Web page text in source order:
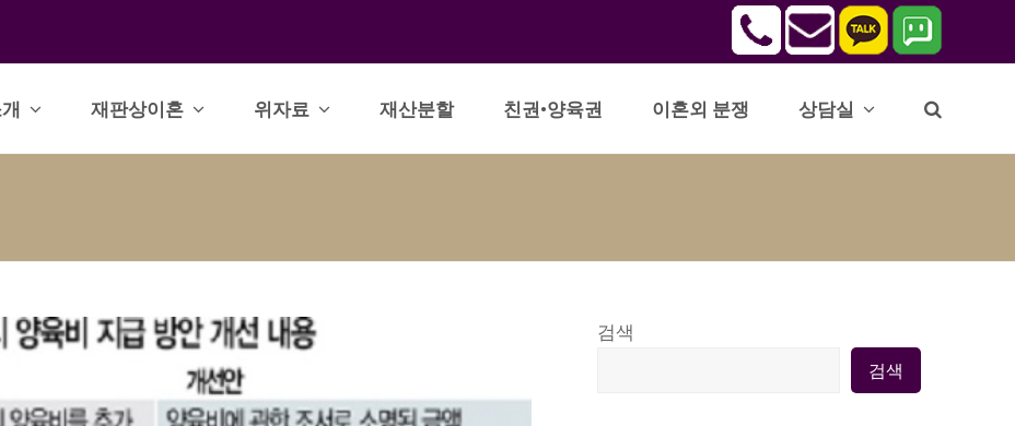
재판상이혼 위자료 재산분할 친권•양육권 이혼외 분쟁 상담실
검색
검색